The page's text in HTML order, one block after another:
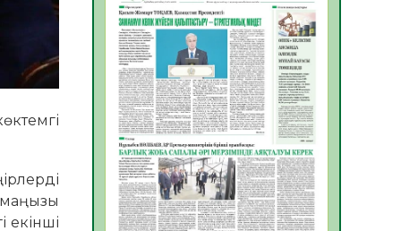
екінші
ҚҰРЫЛТАЙ САЙЛАУЫ –
БОЛАШАҚҚА БАСТАР
ЖАУАПТЫ ТАҢДАУ
06.08.2026
56
Инфекциялық ауруларға
қарсы иммундау
жұмыстарының тиімділігі
06.08.2026
58
Көкжөтел ауруы туралы